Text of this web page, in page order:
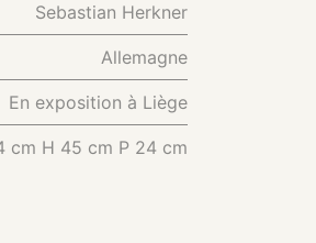
Sebastian Herkner
Allemagne
En exposition à Liège
cm H 45 cm P 24 cm